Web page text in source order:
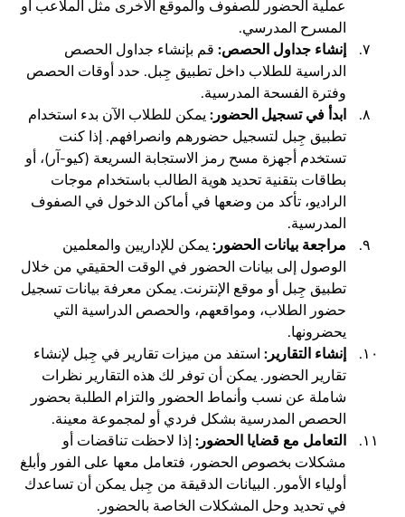
عملية الحضور للصفوف والموقع الأخرى مثل الملاعب أو
المسرح المدرسي.
إنشاء جداول الحصص: قم بإنشاء جداول الحصص
الدراسية للطلاب داخل تطبيق جِبل. حدد أوقات الحصص
وفترة الفسحة المدرسية.
ابدأ في تسجيل الحضور:يمكن للطلاب الآن بدء استخدام
تطبيق جِبل لتسجيل حضورهم وانصرافهم. إذا كنت
تستخدم أجهزة مسح رمز الاستجابة السريعة (كيو-آر)، أو
بطاقات بتقنية تحديد هوية الطالب باستخدام موجات
الراديو، تأكد من وضعها في أماكن الدخول في الصفوف
المدرسية.
مراجعة بيانات الحضور:يمكن للإداريين والمعلمين
الوصول إلى بيانات الحضور في الوقت الحقيقي من خلال
تطبيق جِبل أو موقع الإنترنت. يمكن معرفة بيانات تسجيل
حضور الطلاب، ومواقعهم، والحصص الدراسية التي
يحضرونها.
إنشاء التقارير: استفد من ميزات تقارير في جِبل لإنشاء
تقارير الحضور. يمكن أن توفر لك هذه التقارير نظرات
شاملة عن نسب وأنماط الحضور والتزام الطلبة بحضور
الحصص المدرسية بشكل فردي أو لمجموعة معينة.
التعامل مع قضايا الحضور:إذا لاحظت تناقضات أو
مشكلات بخصوص الحضور، فتعامل معها على الفور وأبلغ
أولياء الأمور. البيانات الدقيقة من جِبل يمكن أن تساعدك
في تحديد وحل المشكلات الخاصة بالحضور.